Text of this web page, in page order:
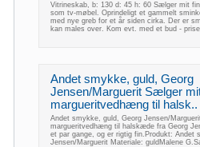
Vitrineskab, b: 130 d: 45 h: 60 Sælger mit
som tv-møbel. Oprindeligt et gammelt
med nye greb for et år siden cirka. Der er
kan males over. Kom evt. med et bud -
Andet smykke, guld, Georg
Jensen/Marguerit Sælger
margueritvedhæng til halsk..
Andet smykke, guld, Georg Jensen/
margueritvedhæng til halskæde fra Georg
et par gange, og er rigtig fin.Produkt: Andet
Jensen/Marguerit Materiale: guldMalene